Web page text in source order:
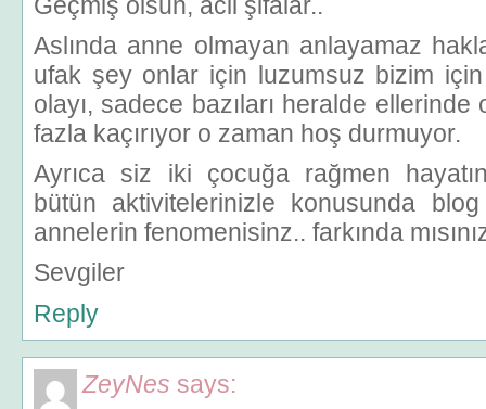
Aslında anne olmayan anlayamaz
ufak şey onlar için luzumsuz bizim
olayı, sadece bazıları heralde
fazla kaçırıyor o zaman hoş durmuyor.
Ayrıca siz iki çocuğa rağmen
bütün aktivitelerinizle konusunda
annelerin fenomenisinz.. farkında
Sevgiler
Reply
ZeyNes says: